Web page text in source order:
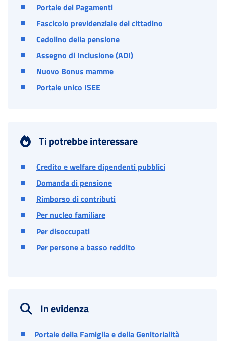
Portale dei Pagamenti
Fascicolo previdenziale del cittadino
Cedolino della pensione
Assegno di Inclusione (ADI)
Nuovo Bonus mamme
Portale unico ISEE
Ti potrebbe interessare
Credito e welfare dipendenti pubblici
Domanda di pensione
Rimborso di contributi
Per nucleo familiare
Per disoccupati
Per persone a basso reddito
In evidenza
Portale della Famiglia e della Genitorialità